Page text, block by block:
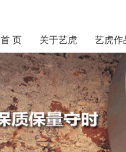
首 页 关于艺虎 艺虎作